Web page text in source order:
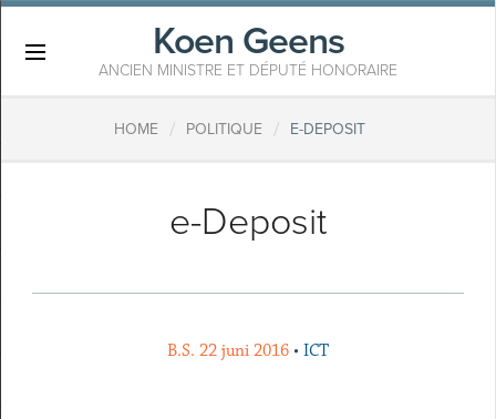
Koen Geens
ANCIEN MINISTRE ET DÉPUTÉ HONORAIRE
HOME / POLITIQUE / ​E-DEPOSIT
​e-Deposit
B.S. 22 juni 2016 • ICT